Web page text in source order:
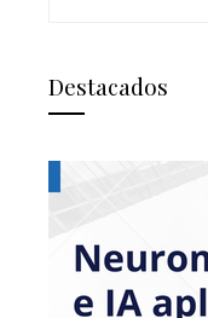
Destacados